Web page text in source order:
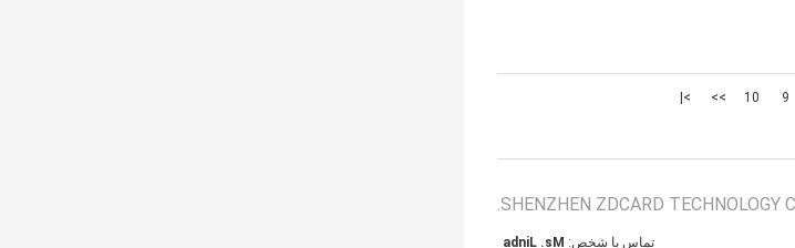
9
10
>>
>|
SHENZHEN ZDCARD TECHNOLOGY
تماس با شخص: Ms. Linda